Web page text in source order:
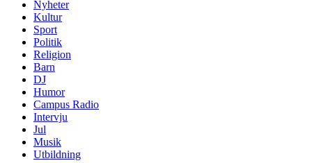
Nyheter
Kultur
Sport
Politik
Religion
Barn
DJ
Humor
Campus Radio
Intervju
Jul
Musik
Utbildning